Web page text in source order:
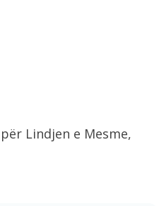
Lindjen e Mesme,
përplas motorin,...